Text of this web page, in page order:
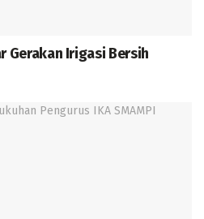
Gerakan Irigasi Bersih